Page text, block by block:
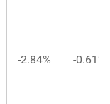
-2.84% -0.61%